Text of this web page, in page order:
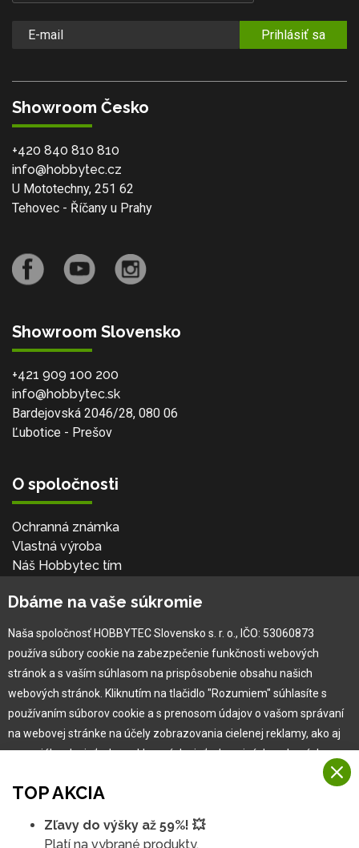
Prihlásiť sa
Showroom Česko
+420 840 810 810
info@hobbytec.cz
U Mototechny, 251 62
Tehovec - Říčany u Prahy
Showroom Slovensko
+421 909 100 200
info@hobbytec.sk
Bardejovská 2046/28, 080 06
Ľubotice - Prešov
O spoločnosti
Ochranná známka
Vlastná výroba
Náš Hobbytec tím
Naša história
Pre zákazníka
Garancia najlepšej ceny
Užívateľský manuál
Reklamácia
TOP AKCIA
Zľavy do výšky až 59%! 💥
Platí na vybrané produkty.
Dbáme na vaše súkromie
Naša spoločnosť HOBBYTEC Slovensko s. r. o., IČO: 53060873
používa súbory cookie na zabezpečenie funkčnosti webových
stránok a s vaším súhlasom na prispôsobenie obsahu našich
webových stránok. Kliknutím na tlačidlo "Rozumiem" súhlasíte s
používaním súborov cookie a s prenosom údajov o vašom správaní
na webovej stránke na účely zobrazovania cielenej reklamy, ako aj
na sociálnych sieťach a reklamných sieťach na iných webových
Viac informácií
Na našich webových stránkach používame niekoľko kategórií